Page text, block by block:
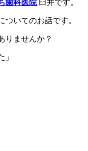
歯科医院臼井です。
いてのお話です。
りませんか？
」